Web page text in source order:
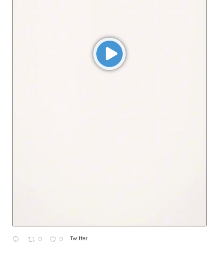
0 0 Twitter